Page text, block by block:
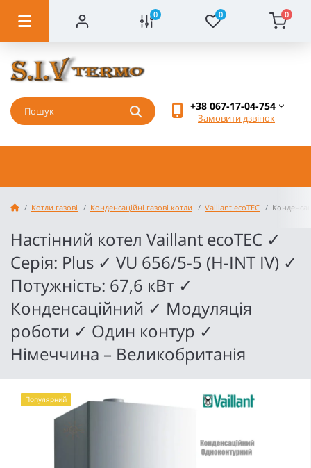
0 0 0
+38 067-17-04-754
Замовити дзвінок
Котли газові Конденсаційні газові котли Vaillant ecoTEC
Настінний котел Vaillant ecoTEC ✓
Серія: Plus ✓ VU 656/5-5 (H-INT IV) ✓
Потужність: 67,6 кВт ✓
Конденсаційний ✓ Модуляція
роботи ✓ Один контур ✓
Німеччина – Великобританія
Популярний